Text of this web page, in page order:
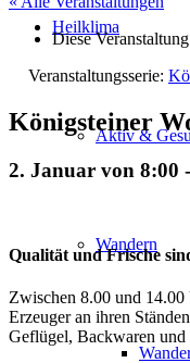
Heilklima
Aktiv &
Wandern
Diese
Veranstaltungsserie:
Königsteiner
2. Januar von 8:00 -
Qualität und Frische
Zwischen 8.00 und
Erzeuger an ihren
Geflügel, Backwaren und